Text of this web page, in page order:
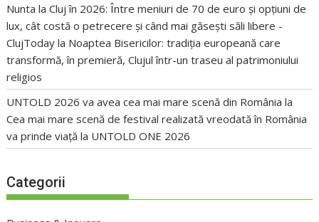
Nunta la Cluj în 2026: Între meniuri de 70 de euro și opțiuni de
lux, cât costă o petrecere și când mai găsești săli libere -
ClujToday la Noaptea Bisericilor: tradiția europeană care
transformă, în premieră, Clujul într-un traseu al patrimoniului
religios
UNTOLD 2026 va avea cea mai mare scenă din România la
Cea mai mare scenă de festival realizată vreodată în România
va prinde viață la UNTOLD ONE 2026
Categorii